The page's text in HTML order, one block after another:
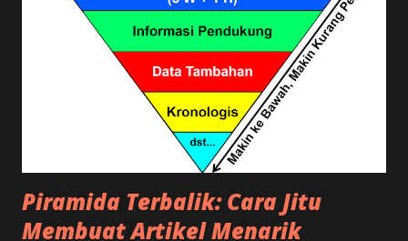
Piramida Terbalik: Cara Jitu
Membuat Artikel Menarik